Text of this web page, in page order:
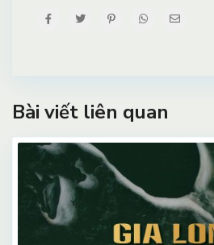
Bài viết liên quan